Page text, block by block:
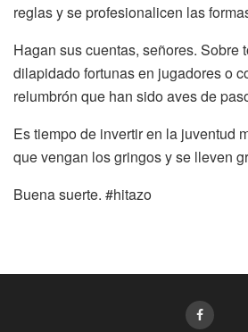
reglas y se profesionalicen las
Hagan sus cuentas, señores. Sobre
dilapidado fortunas en jugadores o
relumbrón que han sido aves de
Es tiempo de invertir en la juventud
que vengan los gringos y se lleven
Buena suerte. #hitazo